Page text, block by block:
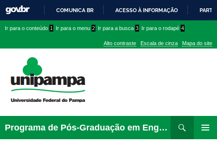
PARA
CONTEÚDO
COMUNICA BR ACESSO À INFORMAÇÃO
conteúdo
menu
superior
menu
Ir para o conteúdo 1 Ir para o menu 2 Ir para a busca 3 Ir para o rodapé 4
Alto contraste Escala de cinza Mapa do site
Programa de Pós-Graduação em Engenharia Mineral
para